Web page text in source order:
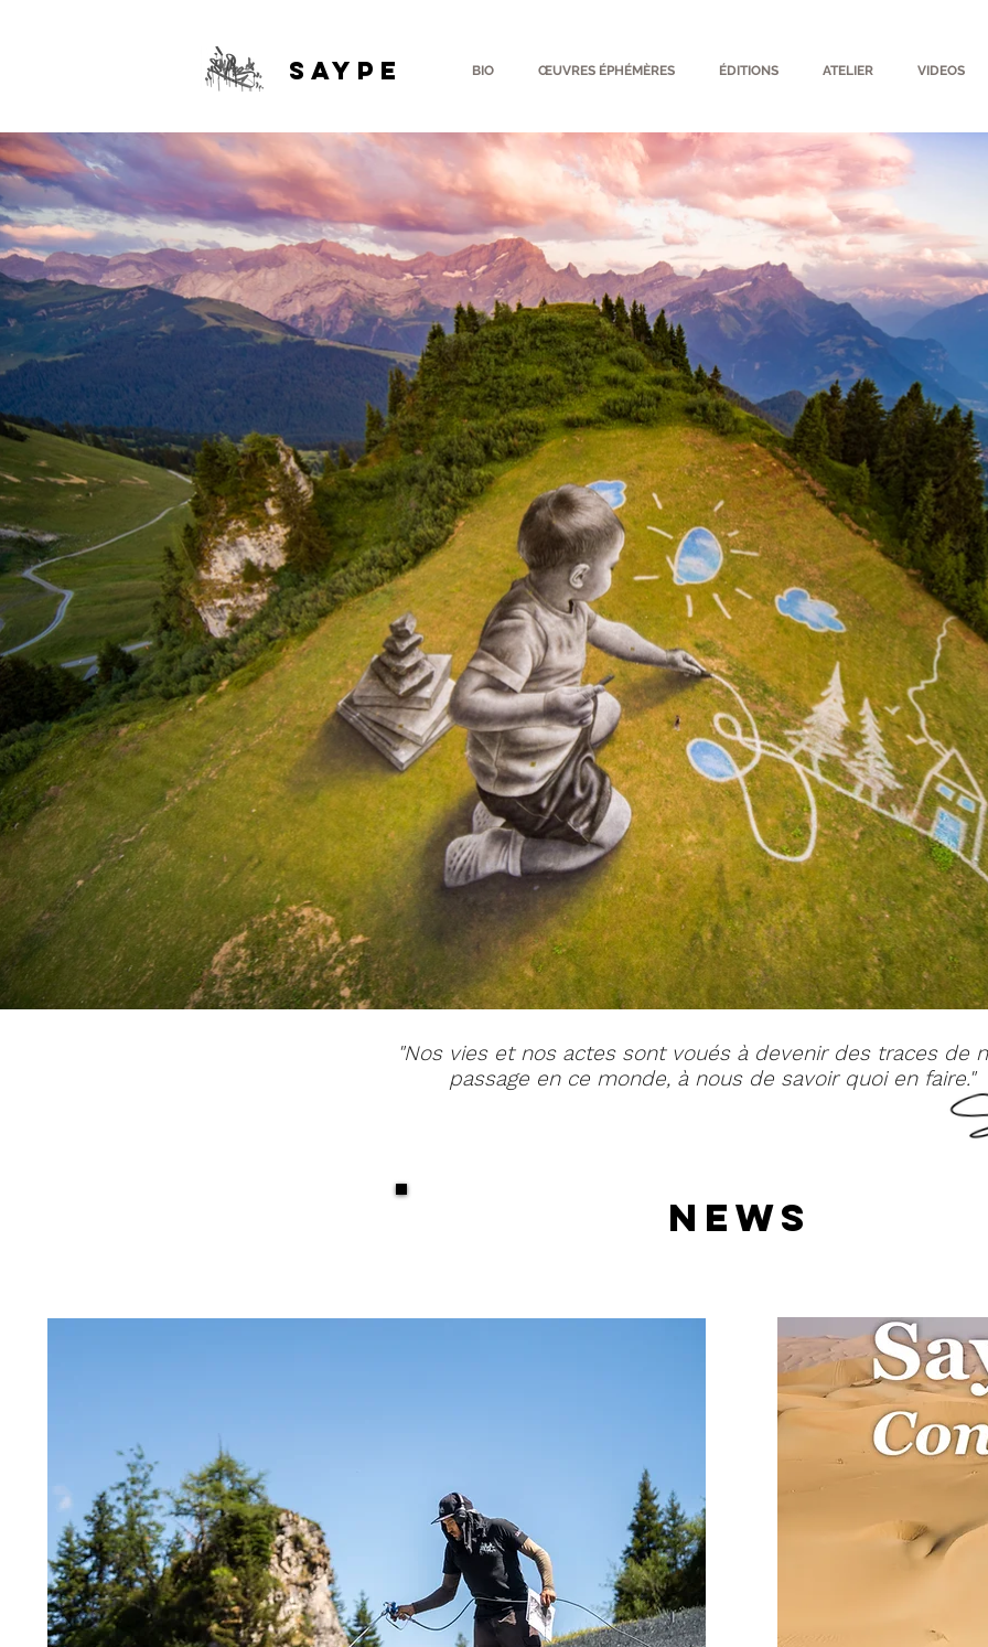
SAYPE BIO ŒUVRES ÉPHÉMÈRES ÉDITIONS ATELIER VIDEOS
"Nos vies et nos actes sont voués à devenir des traces de
passage en ce monde, à nous de savoir quoi en faire."
News